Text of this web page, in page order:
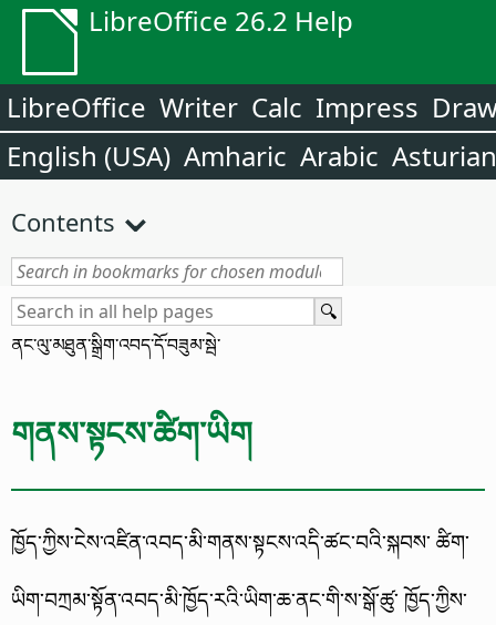
LibreOffice 26.2 Help
LibreOffice Writer Calc Impress
English (USA) Amharic Arabic Asturian
Contents
ནང་ལུ་མཐུན་སྒྲིག་འབད་དོ་བཟུམ་སྦེ་
གནས་སྟངས་ཚིག་ཡིག
ཁྱོད་ཀྱིས་ངེས་འཛིན་འབད་མི་གནས་སྟངས་འདི་ཚང་བའི་སྐབས་ ཚིག་
ཡིག་བཀྲམ་སྟོན་འབད་མི་ཁྱོད་རའི་ཡིག་ཆ་ནང་གི་ས་སྒོ་ཚུ་ ཁྱོད་ཀྱིས་